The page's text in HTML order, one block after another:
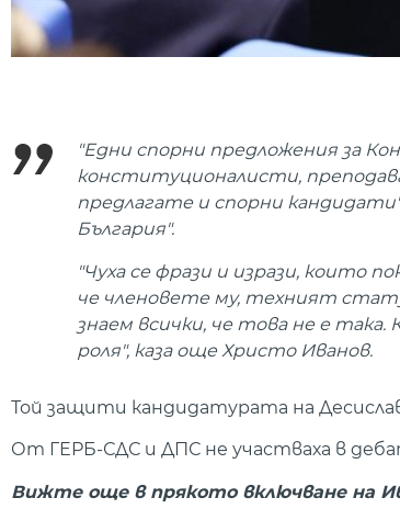
"Едни спорни предложения за
конституционалисти,
предлагате и спорни
България".
"Чуха се фрази и изрази, които
че членовете му, техният
знаем всички, че това не е
роля", каза още Христо Иванов.
Той защити кандидатурата на
От ГЕРБ-СДС и ДПС не участваха в
Вижте още в прякото включване на